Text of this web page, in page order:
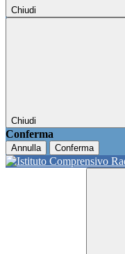
Chiudi
Chiudi
Conferma
Annulla Conferma